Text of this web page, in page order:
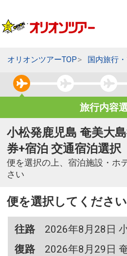
オリオンツアーTOP 国内旅行
旅行内容
小松発鹿児島 奄美大
券+宿泊 交通宿泊選択
便を選択の上、宿泊施設・ホ
さい
便を選択してください
往路
2026年8月28日
復路
2026年8月29日